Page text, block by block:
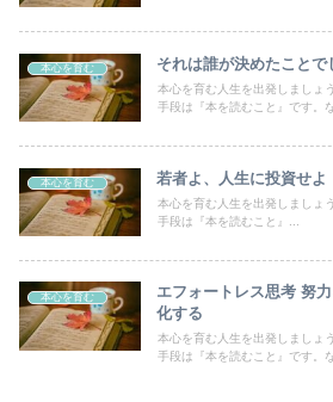
本心を育む それは誰が決めたことで
本心を育む人生を出発しましょ
手段は『本を読むこと』です。な
本心を育む 若者よ、人生に投資せよ
本心を育む人生を出発しましょ
手段は『本を読むこと』...
本心を育む
エフォートレス思考 努
化する
本心を育む人生を出発しましょ
手段は『本を読むこと』です。